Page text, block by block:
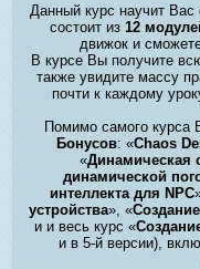
Данный курс научит
состоит из 12
движок и
В курсе Вы получите
также увидите массу
почти к каждому
Помимо самого
Бонусов: «Chaos
«Динамическая
динамической
интеллекта для NPC
устройства», «
и и весь курс «
и в 5-й версии),